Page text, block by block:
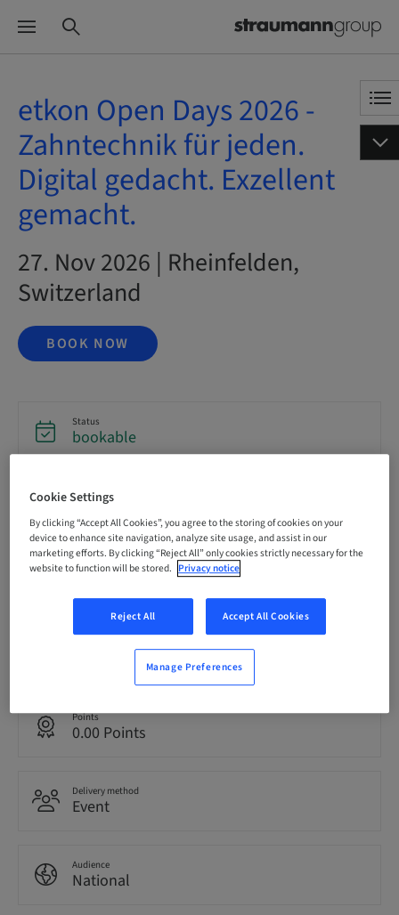
etkon Open Days 2026 -
Zahntechnik für jeden.
Digital gedacht. Exzellent
gemacht.
27. Nov 2026 | Rheinfelden,
Switzerland
BOOK NOW
Status
bookable
Registration deadline
20. Nov 2026 (UTC+1)
Price per Participant (local taxes apply)
Points
0.00 Points
Delivery method
Event
Audience
National
Cookie Settings
By clicking “Accept All Cookies”, you agree to the storing of cookies on your
device to enhance site navigation, analyze site usage, and assist in our
marketing efforts. By clicking “Reject All” only cookies strictly necessary for the
website to function will be stored. Privacy notice
Reject All Accept All Cookies
Manage Preferences